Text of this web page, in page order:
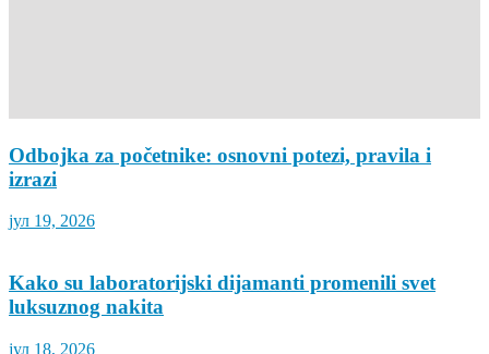
Odbojka za početnike: osnovni potezi, pravila i
izrazi
јул 19, 2026
Kako su laboratorijski dijamanti promenili svet
luksuznog nakita
јул 18, 2026